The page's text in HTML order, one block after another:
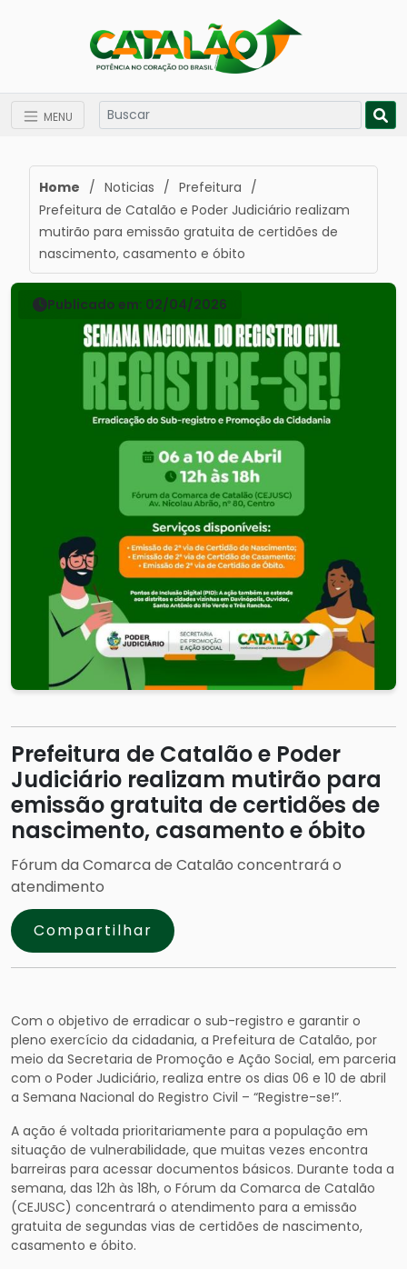
MENU
Home / Noticias / Prefeitura /
Prefeitura de Catalão e Poder Judiciário realizam
mutirão para emissão gratuita de certidões de
nascimento, casamento e óbito
Publicado em: 02/04/2026
Prefeitura de Catalão e Poder
Judiciário realizam mutirão para
emissão gratuita de certidões de
nascimento, casamento e óbito
Fórum da Comarca de Catalão concentrará o
atendimento
Compartilhar
Com o objetivo de erradicar o sub-registro e garantir o
pleno exercício da cidadania, a Prefeitura de Catalão, por
meio da Secretaria de Promoção e Ação Social, em parceria
com o Poder Judiciário, realiza entre os dias 06 e 10 de abril
a Semana Nacional do Registro Civil – “Registre-se!”.
A ação é voltada prioritariamente para a população em
situação de vulnerabilidade, que muitas vezes encontra
barreiras para acessar documentos básicos. Durante toda a
semana, das 12h às 18h, o Fórum da Comarca de Catalão
(CEJUSC) concentrará o atendimento para a emissão
gratuita de segundas vias de certidões de nascimento,
casamento e óbito.